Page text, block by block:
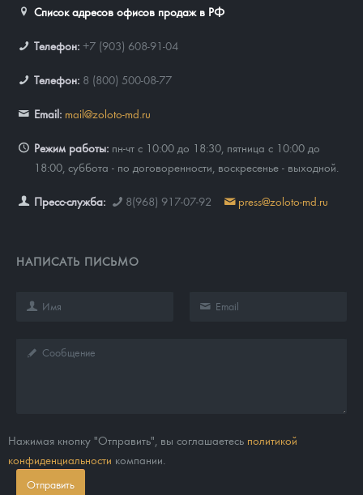
Список адресов офисов продаж в РФ
Телефон: +7 (903) 608-91-04
Телефон: 8 (800) 500-08-77
Email: mail@zoloto-md.ru
Режим работы: пн-чт с 10:00 до 18:30, пятница с 10:00 до
18:00, суббота - по договоренности, воскресенье - выходной.
Пресс-служба: 8(968) 917-07-92 press@zoloto-md.ru
НАПИСАТЬ ПИСЬМО
Нажимая кнопку "Отправить", вы соглашаетесь политикой
конфиденциальности компании.
Отправить